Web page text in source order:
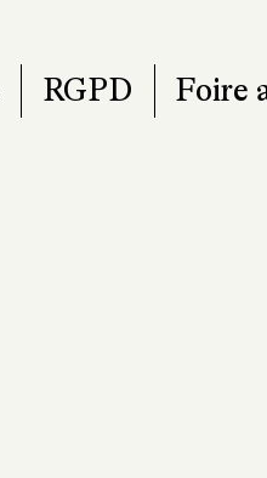
RGPD Foire